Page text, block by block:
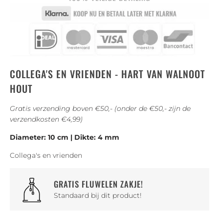
COLLEGA'S EN VRIENDEN - HART VAN WALNOOT
HOUT
Gratis verzending boven €50,- (onder de €50,- zijn de
verzendkosten €4,99)
Diameter: 10 cm | Dikte: 4 mm
Collega's en vrienden
GRATIS FLUWELEN ZAKJE!
Standaard bij dit product!